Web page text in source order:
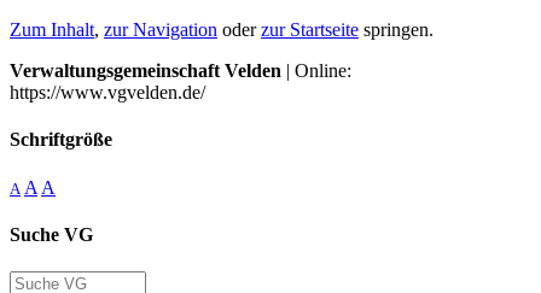
Zum Inhalt, zur Navigation oderzur Startseite springen.
Verwaltungsgemeinschaft Velden | Online:
https://www.vgvelden.de/
Schriftgröße
A A A
Suche VG